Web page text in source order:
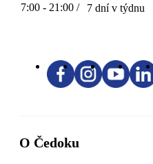
7:00 - 21:00 / 7 dní v týdnu
O Čedoku